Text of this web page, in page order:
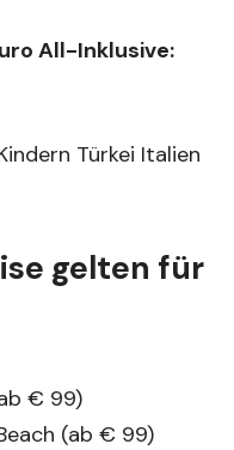
All-Inklusive:
gelten für
€ 99)
(ab € 99)